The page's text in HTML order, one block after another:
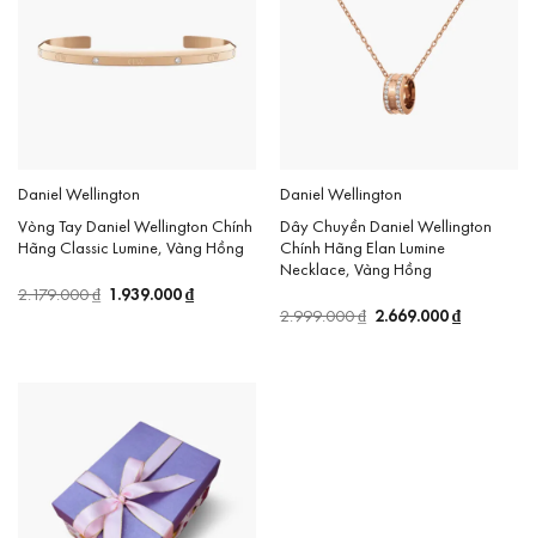
Daniel Wellington
Vòng Tay Daniel Wellington Chính
Hãng Classic Lumine, Vàng Hồng
2.179.000₫ Giá
gốc
1.939.000₫
Daniel Wellington
Dây Chuyền Daniel Wellington
Chính Hãng Elan Lumine
Necklace, Vàng Hồng
2.999.000₫ Giá
2.669.000₫